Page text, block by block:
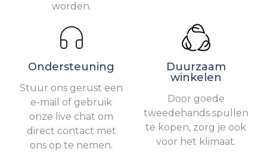
worden.
Ondersteuning
Stuur ons gerust een
e-mail of gebruik
onze live chat om
direct contact met
ons op te nemen.
Duurzaam
winkelen
Door goede
tweedehands spullen
te kopen, zorg je ook
voor het klimaat.